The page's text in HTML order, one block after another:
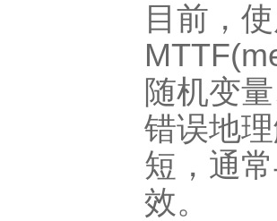
目前，
随机变
错误地
短，通
效。